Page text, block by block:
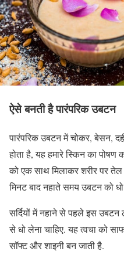
ऐसे बनती है पारंपरिक उबटन
पारंपरिक उबटन में चोकर, बेसन,
होता है, यह हमारे स्किन का
को एक साथ मिलाकर शरीर पर
मिनट बाद नहाते समय उबटन को धो
सर्दियों में नहाने से पहले इस उबटन
से धो लेना चाहिए. यह त्वचा को
सॉफ्ट और शाइनी बन जाती है.